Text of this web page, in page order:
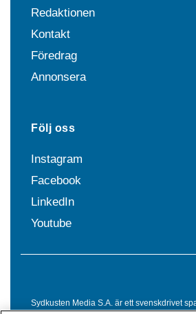
Redaktionen
Kontakt
Föredrag
Annonsera
Följ oss
Instagram
Facebook
LinkedIn
Youtube
Sydkusten Media S.A. är ett svenskdrivet